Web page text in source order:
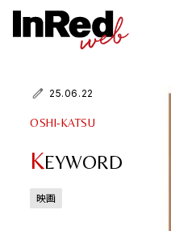
25.06.22
OSHI-KATSU
KEYWORD
映画